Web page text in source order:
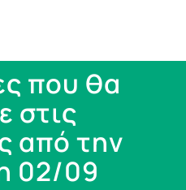
που θα
στις
από την
02/09